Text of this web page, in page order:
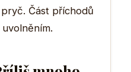
Část příchodů